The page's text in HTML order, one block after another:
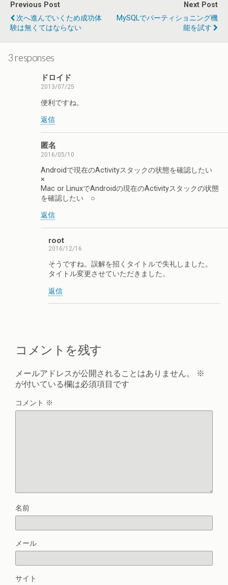
Previous Post
次へ進んでいくため成功体
験は無くてはならない
Next Post
MySQLでパーティショニング機
能を試す
3 responses
ドロイド
2013/07/25
便利ですね。
返信
匿名
2016/05/10
Androidで現在のActivityスタックの状態を確認したい
×
Mac or LinuxでAndroidの現在のActivityスタックの状態
を確認したい ○
返信
root
2016/12/16
そうですね。誤解を招くタイトルで失礼しました。
タイトル変更させていただきました。
返信
コメントを残す
メールアドレスが公開されることはありません。
※
が付いている欄は必須項目です
コメント ※
名前
メール
サイト